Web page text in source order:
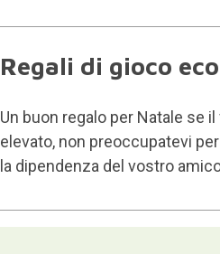
Regali di gioco
Un buon regalo per Natale se il
elevato, non preoccupatevi
la dipendenza del vostro